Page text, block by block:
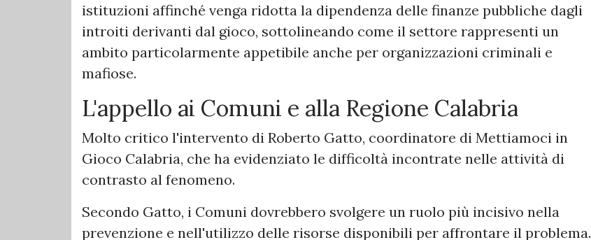
istituzioni affinché venga ridotta la dipendenza delle finanze pubbliche dagli
introiti derivanti dal gioco, sottolineando come il settore rappresenti un
ambito particolarmente appetibile anche per organizzazioni criminali e
mafiose.
L'appello ai Comuni e alla Regione Calabria
Molto critico l'intervento di Roberto Gatto, coordinatore di Mettiamoci in
Gioco Calabria, che ha evidenziato le difficoltà incontrate nelle attività di
contrasto al fenomeno.
Secondo Gatto, i Comuni dovrebbero svolgere un ruolo più incisivo nella
prevenzione e nell'utilizzo delle risorse disponibili per affrontare il problema.